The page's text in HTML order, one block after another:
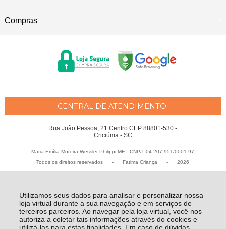
Utilizamos seus dados para analisar e personalizar nossa
loja virtual durante a sua navegação e em serviços de
terceiros parceiros. Ao navegar pela loja virtual, você nos
autoriza a coletar tais informações através do cookies e
Compras
CENTRAL DE ATENDIMENTO
Rua João Pessoa, 21 Centro CEP 88801-530 -
Criciúma - SC
Maria Emília Moreira Wessler Philippi ME - CNPJ: 04.207.951/0001-97
Todos os direitos reservados
- Fátima Criança - 2026